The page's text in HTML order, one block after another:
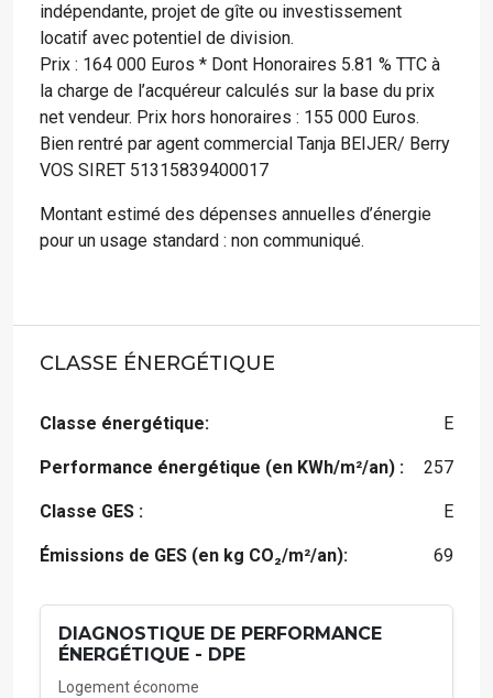
indépendante, projet de gîte ou investissement
locatif avec potentiel de division.
Prix : 164 000 Euros * Dont Honoraires 5.81 % TTC à
la charge de l’acquéreur calculés sur la base du prix
net vendeur. Prix hors honoraires : 155 000 Euros.
Bien rentré par agent commercial Tanja BEIJER/ Berry
VOS SIRET 51315839400017
Montant estimé des dépenses annuelles d’énergie
pour un usage standard : non communiqué.
CLASSE ÉNERGÉTIQUE
Classe énergétique: E
Performance énergétique (en KWh/m²/an) : 257
Classe GES : E
Émissions de GES (en kg CO₂/m²/an): 69
DIAGNOSTIQUE DE PERFORMANCE
ÉNERGÉTIQUE - DPE
Logement économe